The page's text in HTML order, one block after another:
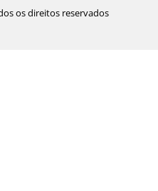
os direitos reservados